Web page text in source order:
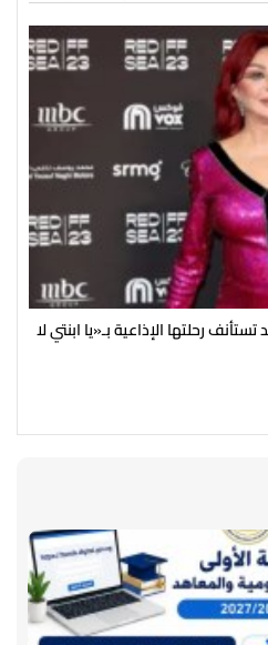
رحلتها الإذاعية بـ«يا ابنتي لا